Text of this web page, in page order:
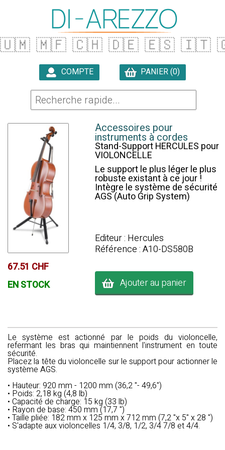
🇺🇲 🇲🇫 🇨🇭 🇩🇪 🇪🇸 🇮🇹
COMPTE PANIER (0)
67.51 CHF
EN STOCK
Accessoires pour
instruments à cordes
Stand-Support HERCULES pour
VIOLONCELLE
Le support le plus léger le plus
robuste existant à ce jour !
Intègre le système de sécurité
AGS (Auto Grip System)
Editeur : Hercules
Référence : A10-DS580B
Ajouter au panier
Le système est actionné par le poids du violoncelle,
refermant les bras qui maintiennent l'instrument en toute
sécurité.
Placez la tête du violoncelle sur le support pour actionner le
système AGS.
• Hauteur: 920 mm - 1200 mm (36,2 "- 49,6")
• Poids: 2,18 kg (4,8 lb)
• Capacité de charge: 15 kg (33 lb)
• Rayon de base: 450 mm (17,7 ")
• Taille pliée: 182 mm x 125 mm x 712 mm (7,2 "x 5" x 28 ")
• S'adapte aux violoncelles 1/4, 3/8, 1/2, 3/4 7/8 et 4/4.